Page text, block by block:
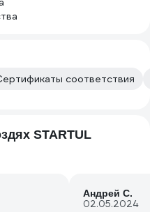
соответствия
STARTUL
Андрей С.
02.05.2024